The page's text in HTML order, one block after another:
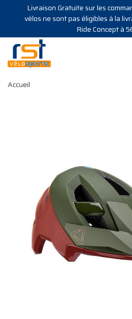
Livraison Gratuite sur les
vélos ne sont pas éligibles à la
Ride Concept à
Accueil